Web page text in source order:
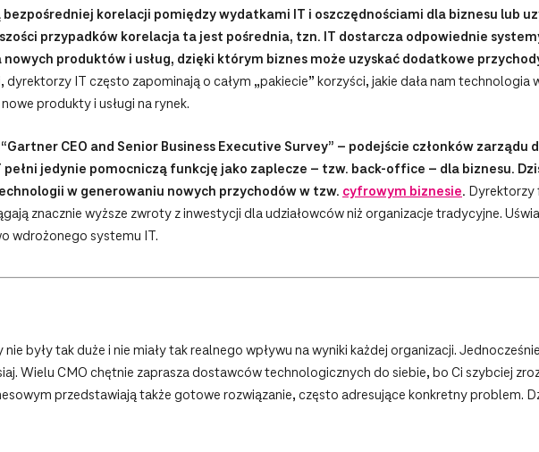
korelacji pomiędzy wydatkami IT i oszczędnościami dla biznesu lub
przypadków korelacja ta jest pośrednia, tzn. IT dostarcza odpowiednie
produktów i usług, dzięki którym biznes może uzyskać dodatkowe
dyrektorzy IT często zapominają o całym „pakiecie” korzyści, jakie dała nam technologia
produkty i usługi na rynek.
CEO and Senior Business Executive Survey” – podejście członków zarządu
pełni jedynie pomocniczą funkcję jako zaplecze – tzw. back-office – dla biznesu.
w generowaniu nowych przychodów w tzw. cyfrowym biznesie. Dyrektorzy
znacznie wyższe zwroty z inwestycji dla udziałowców niż organizacje tradycyjne.
wdrożonego systemu IT.
były tak duże i nie miały tak realnego wpływu na wyniki każdej organizacji.
Wielu CMO chętnie zaprasza dostawców technologicznych do siebie, bo Ci szybciej
przedstawiają także gotowe rozwiązanie, często adresujące konkretny problem.